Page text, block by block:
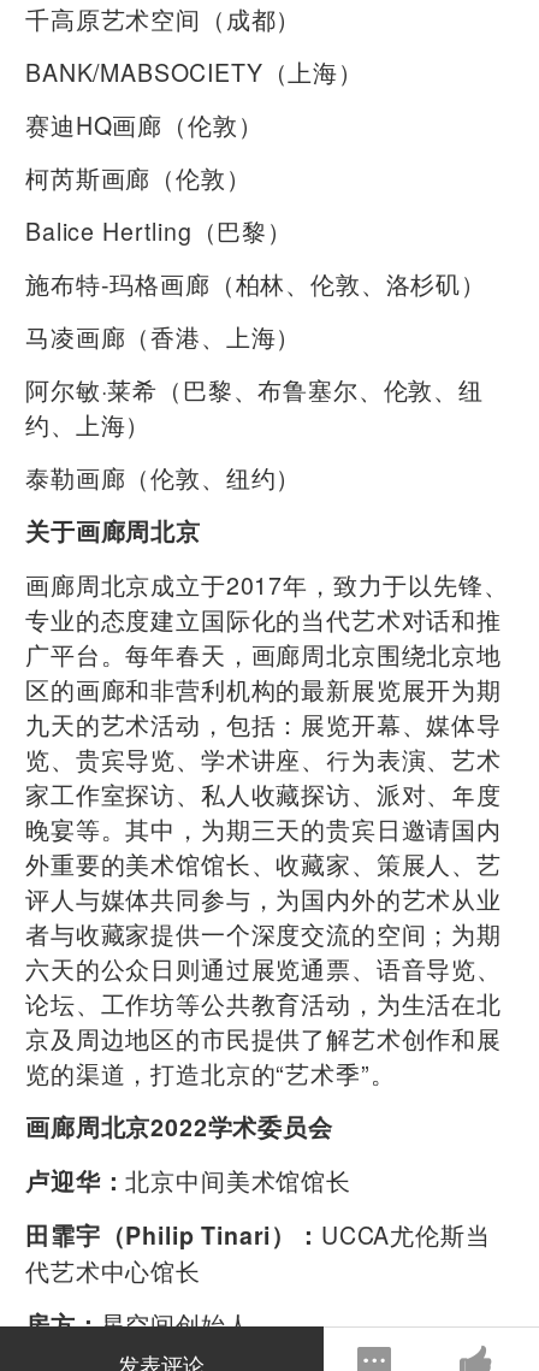
千高原艺术空间（成都）
BANK/MABSOCIETY（上海）
赛迪HQ画廊（伦敦）
柯芮斯画廊（伦敦）
Balice Hertling（巴黎）
施布特-玛格画廊（柏林、伦敦、洛杉矶）
马凌画廊（香港、上海）
阿尔敏·莱希（巴黎、布鲁塞尔、伦敦、纽
约、上海）
泰勒画廊（伦敦、纽约）
关于画廊周北京
画廊周北京成立于2017年，致力于以先锋、
专业的态度建立国际化的当代艺术对话和推
广平台。每年春天，画廊周北京围绕北京地
区的画廊和非营利机构的最新展览展开为期
九天的艺术活动，包括：展览开幕、媒体导
览、贵宾导览、学术讲座、行为表演、艺术
家工作室探访、私人收藏探访、派对、年度
晚宴等。其中，为期三天的贵宾日邀请国内
外重要的美术馆馆长、收藏家、策展人、艺
评人与媒体共同参与，为国内外的艺术从业
者与收藏家提供一个深度交流的空间；为期
六天的公众日则通过展览通票、语音导览、
论坛、工作坊等公共教育活动，为生活在北
京及周边地区的市民提供了解艺术创作和展
览的渠道，打造北京的“艺术季”。
画廊周北京2022学术委员会
卢迎华：北京中间美术馆馆长
田霏宇（Philip Tinari）： UCCA尤伦斯当
代艺术中心馆长
房方：星空间创始人
发表评论